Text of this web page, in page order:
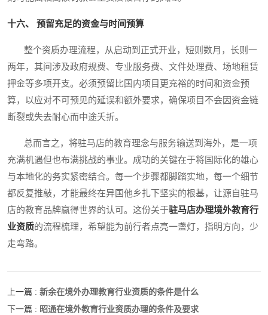
十六、 预留充足的资金与时间预算
整个资质办理流程，从启动到正式开业，短则数月，长则一
两年，其间涉及政府规费、专业服务费、文件处理费、场地租赁
押金等多项开支。必须预留比国内项目更充裕的时间和资金预
算，以应对不可预见的延误和额外要求，确保项目不会因资金链
断裂或失去耐心而中途夭折。
总而言之，将驻马店的教育理念与服务输送到海外，是一项
充满机遇但也布满挑战的事业。成功的关键在于将国际化的雄心
与本地化的务实紧密结合。每一个步骤都脚踏实地，每一个细节
都反复推敲，才能最终在异国他乡扎下坚实的根基，让源自驻马
店的教育品牌赢得世界的认可。这份关于驻马店办理境外教育行
业资质的流程梳理，希望能为前行者点亮一盏灯，指明方向，少
走弯路。
上一篇 : 新余在境外办理教育行业资质的条件是什么
下一篇 : 昭通在境外教育行业资质办理的条件及要求